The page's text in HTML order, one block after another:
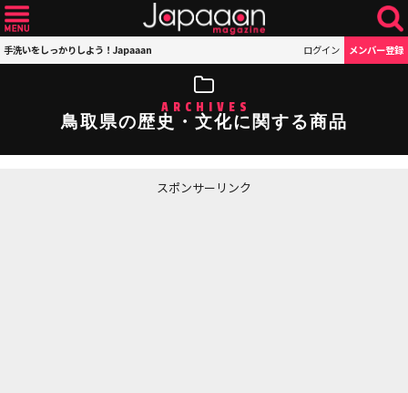
手洗いをしっかりしよう！Japaaan ログイン メンバー登録
ARCHIVES
鳥取県の歴史・文化に関する商品
スポンサーリンク